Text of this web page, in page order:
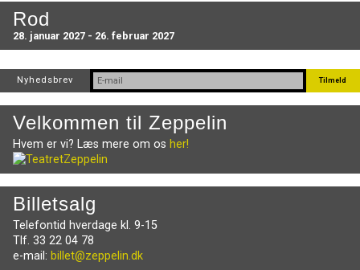
Rod
28. januar 2027 - 26. februar 2027
Nyhedsbrev
Velkommen til Zeppelin
Hvem er vi? Læs mere om os her!
Billetsalg
Telefontid hverdage kl. 9-15
Tlf. 33 22 04 78
e-mail: billet@zeppelin.dk